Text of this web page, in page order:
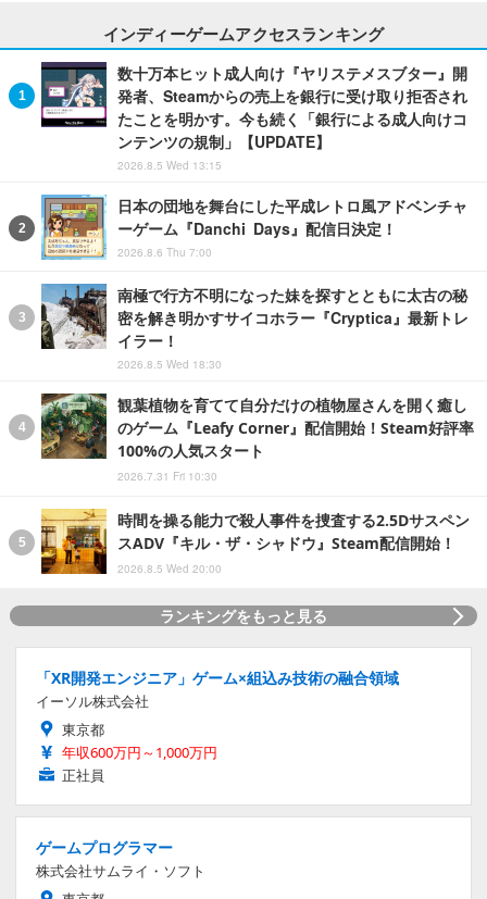
インディーゲームアクセスランキング
数十万本ヒット成人向け『ヤリステメスブター』開
発者、Steamからの売上を銀行に受け取り拒否され
たことを明かす。今も続く「銀行による成人向けコ
ンテンツの規制」【UPDATE】
2026.8.5 Wed 13:15
日本の団地を舞台にした平成レトロ風アドベンチャ
ーゲーム『Danchi Days』配信日決定！
2026.8.6 Thu 7:00
南極で行方不明になった妹を探すとともに太古の秘
密を解き明かすサイコホラー『Cryptica』最新トレ
イラー！
2026.8.5 Wed 18:30
観葉植物を育てて自分だけの植物屋さんを開く癒し
のゲーム『Leafy Corner』配信開始！Steam好評率
100%の人気スタート
2026.7.31 Fri 10:30
時間を操る能力で殺人事件を捜査する2.5Dサスペン
スADV『キル・ザ・シャドウ』Steam配信開始！
2026.8.5 Wed 20:00
ランキングをもっと見る
「XR開発エンジニア」ゲーム×組込み技術の融合領域
イーソル株式会社
東京都
年収600万円～1,000万円
正社員
ゲームプログラマー
株式会社サムライ・ソフト